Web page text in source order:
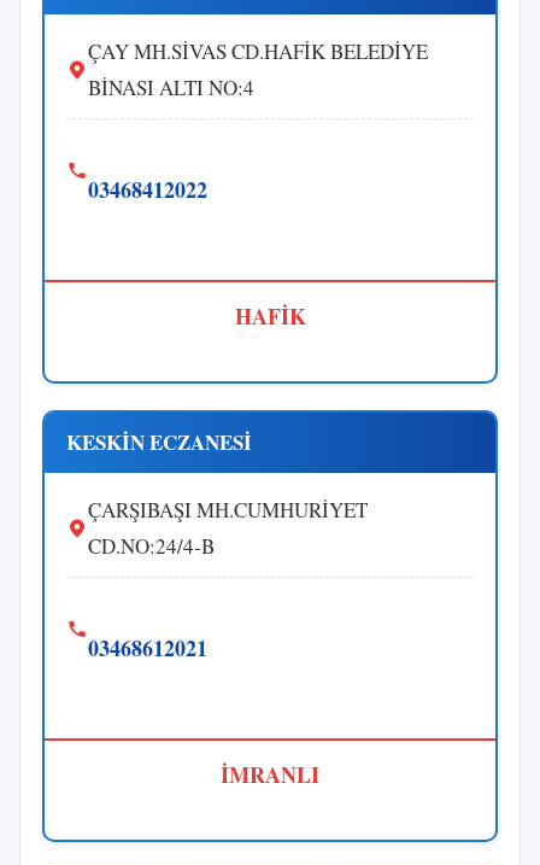
ÇAY MH.SİVAS CD.HAFİK BELEDİYE
BİNASI ALTI NO:4
03468412022
HAFİK
KESKİN ECZANESİ
ÇARŞIBAŞI MH.CUMHURİYET
CD.NO:24/4-B
03468612021
İMRANLI